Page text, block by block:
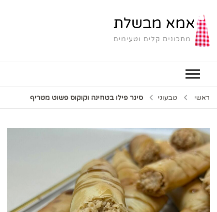
אמא מבשלת
מתכונים קלים וטעימים
ראשי טבעוני סיגר פילו בטחינה וקוקוס פשוט מטריף